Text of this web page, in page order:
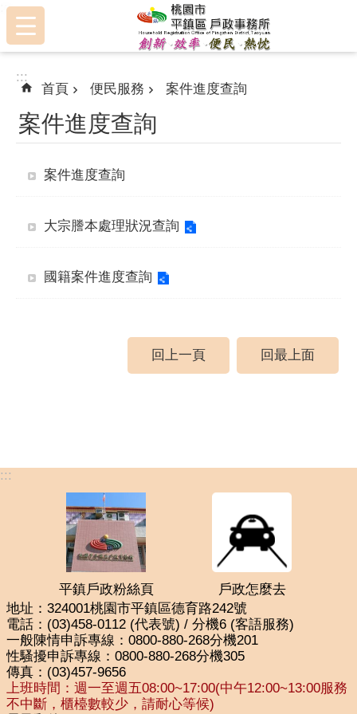
跳到主要內容區塊
:::
:::
首頁 便民服務 案件進度查詢
案件進度查詢
案件進度查詢
大宗謄本處理狀況查詢
國籍案件進度查詢
回上一頁 回最上面
:::
平鎮戶政粉絲頁
戶政怎麼去
地址：324001桃園市平鎮區德育路242號
電話：(03)458-0112 (代表號) / 分機6 (客語服務)
一般陳情申訴專線：0800-880-268分機201
性騷擾申訴專線：0800-880-268分機305
傳真：(03)457-9656
上班時間：週一至週五08:00~17:00(中午12:00~13:00服務
不中斷，櫃檯數較少，請耐心等候)